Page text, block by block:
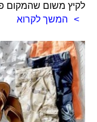
לקיץ משום שהמקום
המשך לקרוא